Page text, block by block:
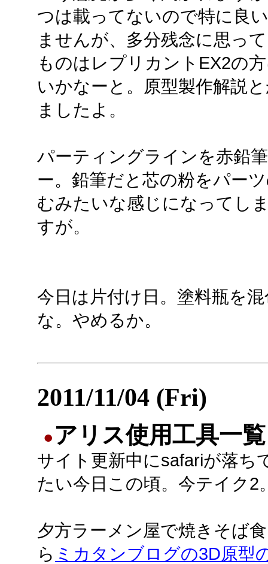
つは載ってないので特に良
ませんが、多分残念に思っ
ものはレプリカントEX2の
いかなーと。原型製作解説
ましたよ。
パーティングラインを赤鉛
ー。鉛筆だと芯の粉をパー
むみたいな感じになってし
すが。
今日は片付け日。塗料瓶を
な。やめるか。
2011/11/04 (Fri)
● アリス使用工具一覧
サイト更新中にsafariが落ち
たい今日この頃。今テイク2
夕方ラーメン屋で焼きそば
ら ミカタンブログの3D原型